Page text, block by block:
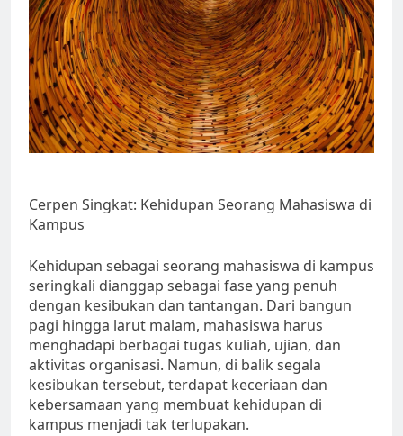
Cerpen Singkat: Kehidupan Seorang Mahasiswa di
Kampus
Kehidupan sebagai seorang mahasiswa di kampus
seringkali dianggap sebagai fase yang penuh
dengan kesibukan dan tantangan. Dari bangun
pagi hingga larut malam, mahasiswa harus
menghadapi berbagai tugas kuliah, ujian, dan
aktivitas organisasi. Namun, di balik segala
kesibukan tersebut, terdapat keceriaan dan
kebersamaan yang membuat kehidupan di
kampus menjadi tak terlupakan.